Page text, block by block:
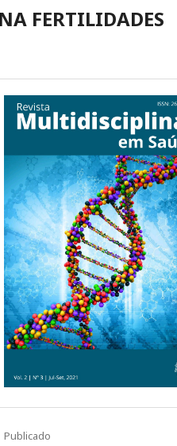
FERTILIDADES
Publicado